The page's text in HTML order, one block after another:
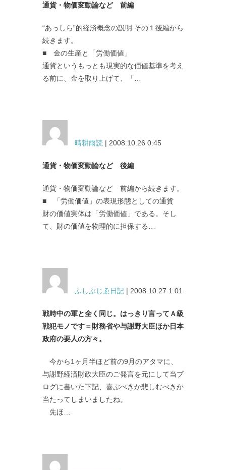
通貨・物価変動論など 前編
“あっしら”的経済概念の説明 その１後編から
続きます。
■ 金の生産と「労働価値」
通貨というもっとも現実的な価値基準を考え
る前に、金を取り上げて、「…
晴耕雨読 | 2008.10.26 0:45
通貨・物価変動論など 後編
通貨・物価変動論など 前編から続きます。
■ 「労働価値」の表現形態としての通貨
財の価値実体は「労働価値」である。そし
て、財の価値を物理的に担保する…
ふしぶじゑ日記 | 2008.10.27 1:01
戦時中の軍と全く同じ。はっきり言ってＡ級
戦犯モノです＝財務省や与謝野大臣ほか日本
政府の要人の方々。
今から1ヶ月半ほど前の9月のアタマに、
与謝野経済財政大臣のご発言を元にして当ブ
ログに書いた下記、喜ぶべきか悲しむべきか
当たってしまいましたね。
先ほ…